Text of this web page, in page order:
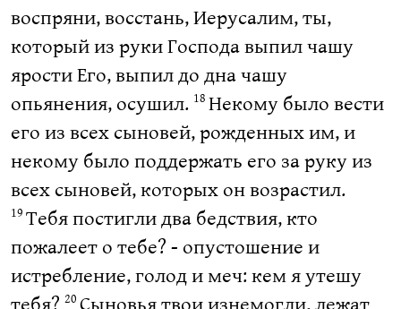
воспряни, восстань, Иерусалим, ты,
который из руки Господа выпил чашу
ярости Его, выпил до дна чашу
опьянения, осушил. 18 Некому было вести
его из всех сыновей, рожденных им, и
некому было поддержать его за руку из
всех сыновей, которых он возрастил.
19 Тебя постигли два бедствия, кто
пожалеет о тебе? - опустошение и
истребление, голод и меч: кем я утешу
20